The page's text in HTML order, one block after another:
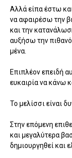
Αλλά είπα έστω
να αφαιρέσω την
και την
αυξήσω την
μένα.
Επιπλέον επειδή
ευκαιρία να κάνω
Το μελίσσι είναι
Στην επόμενη
και μεγαλύτερα
δημιουργηθεί και